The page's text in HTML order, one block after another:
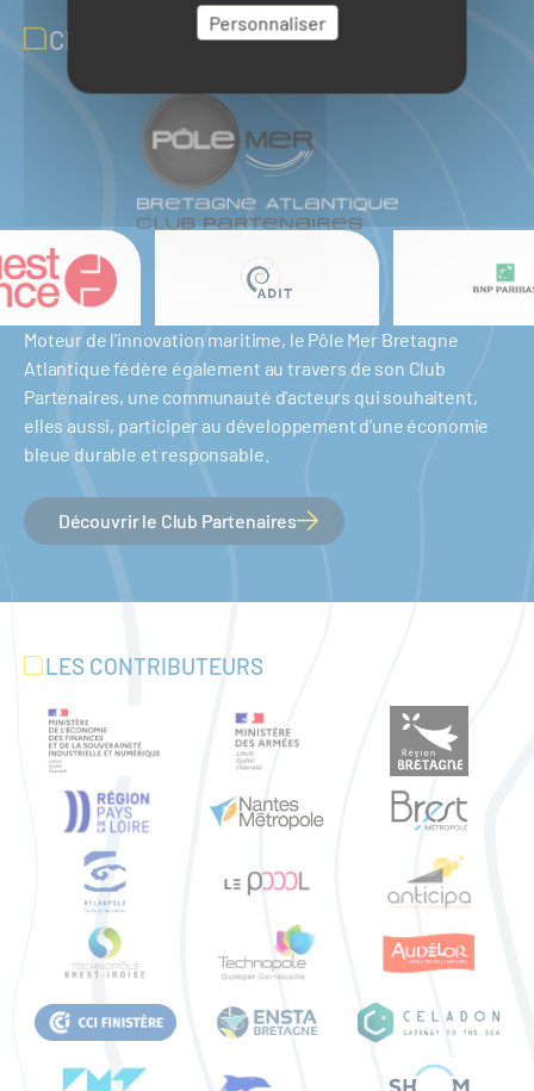
Personnaliser
CLUB PARTENAIRES
Moteur de l'innovation maritime, le Pôle Mer Bretagne
Atlantique fédère également au travers de son Club
Partenaires, une communauté d'acteurs qui souhaitent,
elles aussi, participer au développement d'une économie
bleue durable et responsable.
Découvrir le Club Partenaires
LES CONTRIBUTEURS